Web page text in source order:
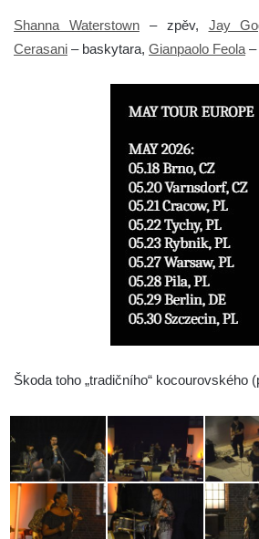
Shanna Waterstown– zpěv, Jay
Cerasani – baskytara, Gianpaolo Feola –
Škoda toho „tradičního“ kocourovského